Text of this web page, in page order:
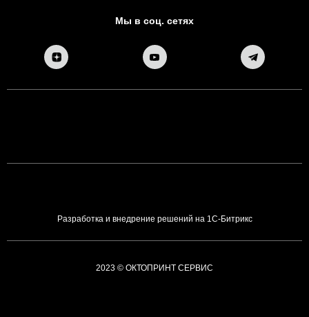
Мы в соц. сетях
Разработка и внедрение решений на 1С-Битрикс
2023 © ОКТОПРИНТ СЕРВИС